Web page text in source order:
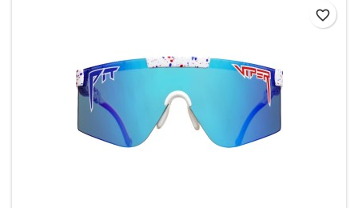
favorite_border